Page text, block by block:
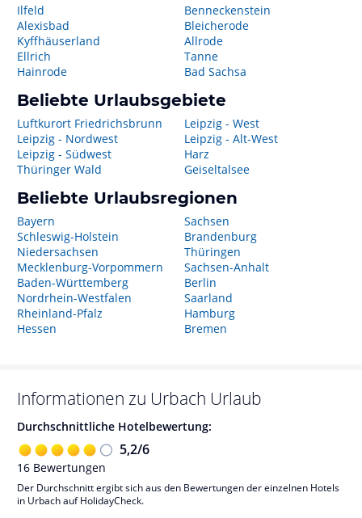
Ilfeld
Alexisbad
Kyffhäuserland
Ellrich
Hainrode
Benneckenstein
Bleicherode
Allrode
Tanne
Bad Sachsa
Beliebte Urlaubsgebiete
Luftkurort Friedrichsbrunn
Leipzig - Nordwest
Leipzig - Südwest
Thüringer Wald
Leipzig - West
Leipzig - Alt-West
Harz
Geiseltalsee
Beliebte Urlaubsregionen
Bayern
Schleswig-Holstein
Niedersachsen
Mecklenburg-Vorpommern
Baden-Württemberg
Nordrhein-Westfalen
Rheinland-Pfalz
Hessen
Sachsen
Brandenburg
Thüringen
Sachsen-Anhalt
Berlin
Saarland
Hamburg
Bremen
Informationen zu Urbach Urlaub
Durchschnittliche Hotelbewertung:
5,2/6
16 Bewertungen
Der Durchschnitt ergibt sich aus den Bewertungen der einzelnen Hotels
in Urbach auf HolidayCheck.